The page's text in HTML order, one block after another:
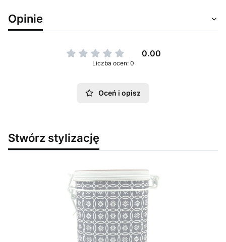
Opinie
0.00
Liczba ocen: 0
Oceń i opisz
Stwórz stylizację